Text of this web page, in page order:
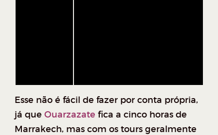
Esse não é fácil de fazer por conta própria,
já que Ouarzazate fica a cinco horas de
Marrakech, mas com os tours geralmente